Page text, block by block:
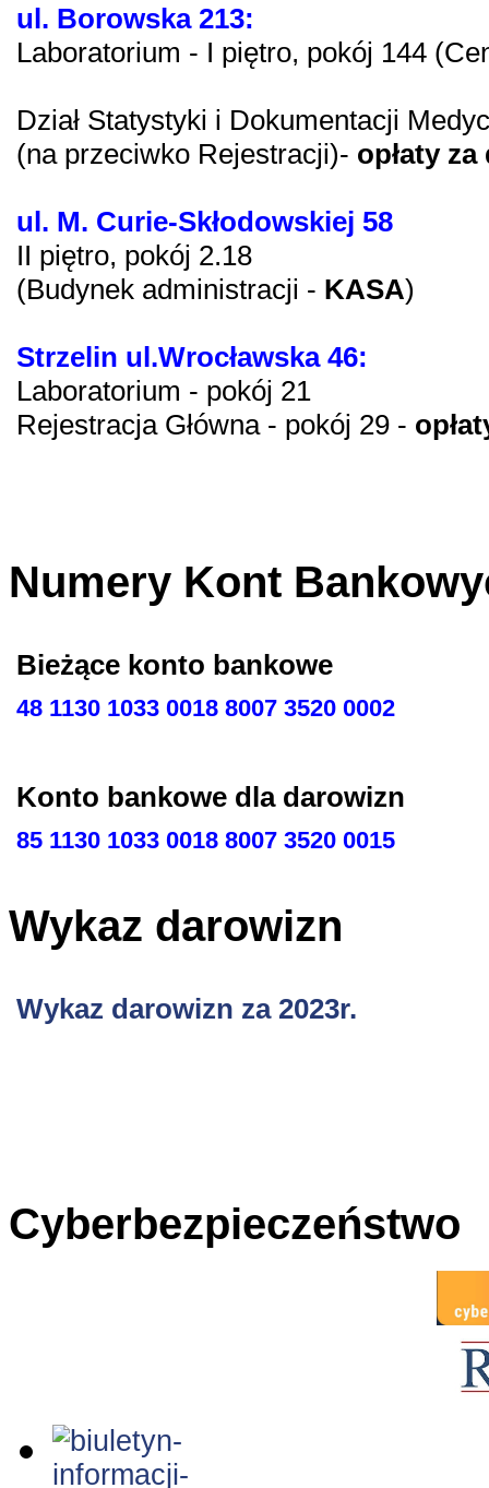
ul. Borowska 213:
Laboratorium - I piętro, pokój 144
Dział Statystyki i Dokumentacji
(na przeciwko Rejestracji)- opłaty
ul. M. Curie-Skłodowskiej 58
II piętro, pokój 2.18
(Budynek administracji - KASA)
Strzelin ul.Wrocławska 46:
Laboratorium - pokój 21
Rejestracja Główna - pokój 29 -
Numery Kont
Bieżące konto bankowe
48 1130 1033 0018 8007 3520 0002
Konto bankowe dla darowizn
85 1130 1033 0018 8007 3520 0015
Wykaz darowizn
Wykaz darowizn za 2023r.
Cyberbezpieczeństwo